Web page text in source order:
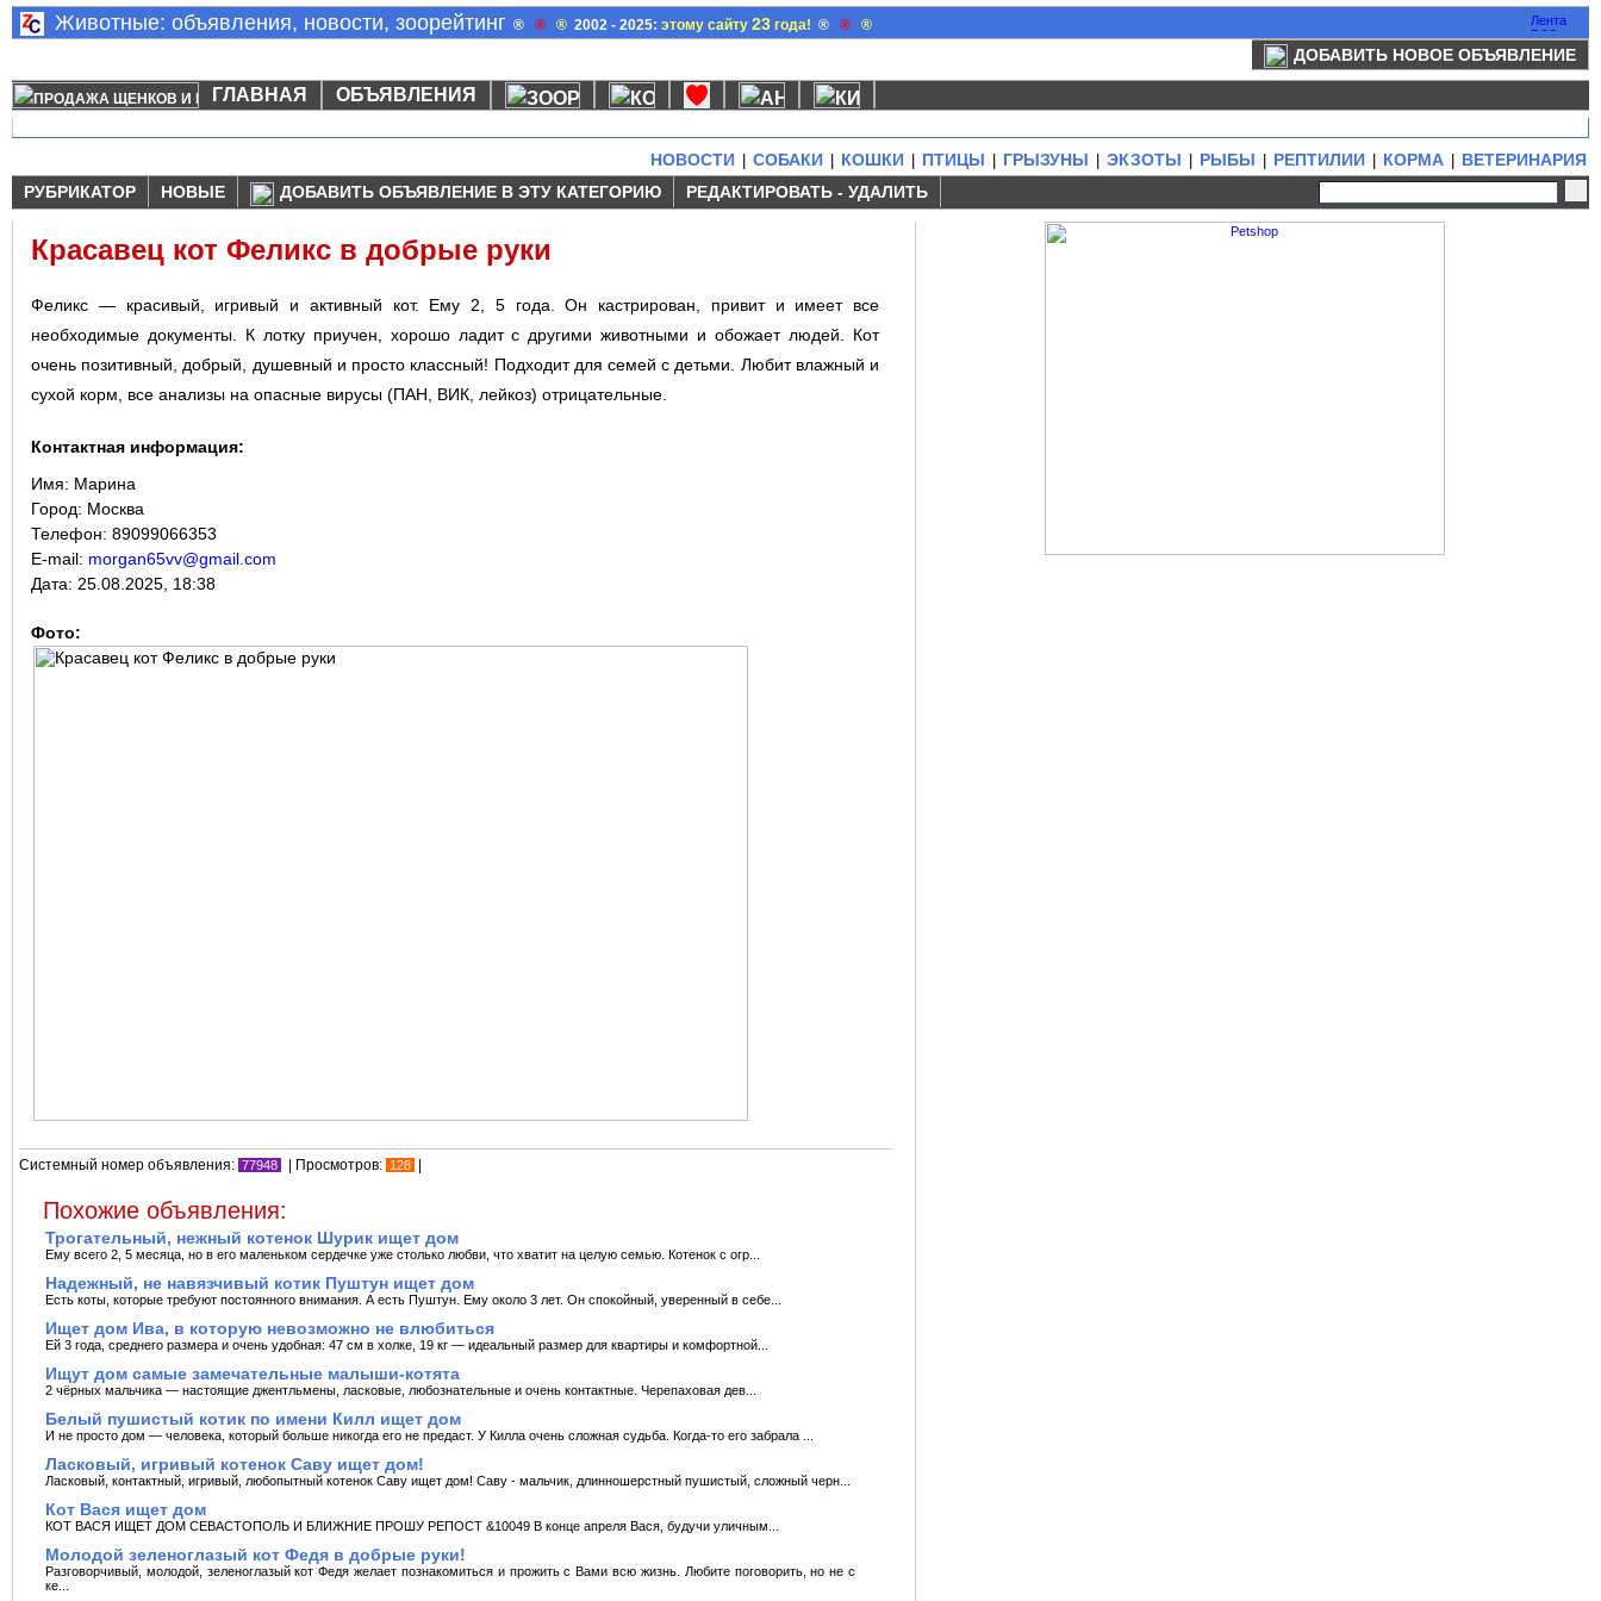
Животные: объявления, новости, зоорейтинг ® ® ® 2002 - 2025:этому сайту23 года! ® ® ®
ДОБАВИТЬ НОВОЕ ОБЪЯВЛЕНИЕ
ГЛАВНАЯ ОБЪЯВЛЕНИЯ
НОВОСТИ СОБАКИ КОШКИ ПТИЦЫ ГРЫЗУНЫ ЭКЗОТЫ РЫБЫ РЕПТИЛИИ КОРМА
ВЕТЕРИНАРИЯ
РУБРИКАТОР
НОВЫЕ ДОБАВИТЬ ОБЪЯВЛЕНИЕ В ЭТУ КАТЕГОРИЮ РЕДАКТИРОВАТЬ - УДАЛИТЬ
Красавец кот Феликс в добрые руки
Феликс — красивый, игривый и активный кот. Ему 2, 5 года. Он кастрирован, привит и имеет все
необходимые документы. К лотку приучен, хорошо ладит с другими животными и обожает людей. Кот
очень позитивный, добрый, душевный и просто классный! Подходит для семей с детьми. Любит влажный и
сухой корм, все анализы на опасные вирусы (ПАН, ВИК, лейкоз) отрицательные.
Контактная информация:
Имя: Марина
Город: Москва
Телефон: 89099066353
E-mail: morgan65vv@gmail.com
Дата: 25.08.2025, 18:38
Фото:
Системный номер объявления: 77948 | Просмотров: 128
Похожие объявления:
Трогательный, нежный котенок Шурик ищет дом
Ему всего 2, 5 месяца, но в его маленьком сердечке уже столько любви, что хватит на целую семью. Котенок с огр...
Надежный, не навязчивый котик Пуштун ищет дом
Есть коты, которые требуют постоянного внимания. А есть Пуштун. Ему около 3 лет. Он спокойный, уверенный в себе...
Ищет дом Ива, в которую невозможно не влюбиться
Ей 3 года, среднего размера и очень удобная: 47 см в холке, 19 кг — идеальный размер для кваpтиры и комфортной...
Ищут дом самые замечательные малыши-котята
2 чёрных мальчика — настоящие джентльмены, ласковые, любознательные и очень контактные. Черепаховая дев...
Белый пушистый котик по имени Килл ищет дом
И не просто дом — человека, который больше никогда его не предаст. У Килла очень сложная судьба. Когда-то его забрала ...
Ласковый, игривый котенок Саву ищет дом!
Ласковый, контактный, игривый, любопытный котенок Саву ищет дом! Саву - мальчик, длинношерстный пушистый, сложный черн...
Кот Вася ищет дом
КОТ ВАСЯ ИЩЕТ ДОМ СЕВАСТОПОЛЬ И БЛИЖНИЕ ПРОШУ РЕПОСТ &10049 В конце апреля Вася, будучи уличным...
Молодой зеленоглазый кот Федя в добрые руки!
Разговорчивый, молодой, зеленоглазый кот Федя желает познакомиться и прожить с Вами всю жизнь. Любите поговорить, но не с
ке...